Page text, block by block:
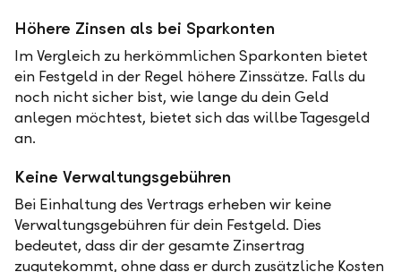
Höhere Zinsen als bei Sparkonten
Im Vergleich zu herkömmlichen Sparkonten bietet
ein Festgeld in der Regel höhere Zinssätze. Falls du
noch nicht sicher bist, wie lange du dein Geld
anlegen möchtest, bietet sich das willbe Tagesgeld
an.
Keine Verwaltungsgebühren
Bei Einhaltung des Vertrags erheben wir keine
Verwaltungsgebühren für dein Festgeld. Dies
bedeutet, dass dir der gesamte Zinsertrag
zugutekommt, ohne dass er durch zusätzliche Kosten